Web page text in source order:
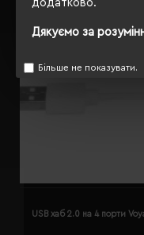
додатково.
Дякуємо за
Більше не показувати.
USB хаб 2.0 на 4 порти